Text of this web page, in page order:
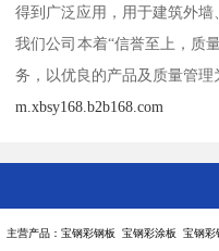
得到广泛应用，用于建筑外墙
我们公司本着“信誉至上，质
务，以优良的产品及质量管理
m.xbsy168.b2b168.com
主营产品：宝钢彩钢板 宝钢彩涂板 宝钢